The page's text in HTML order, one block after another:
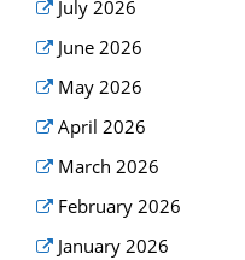
July 2026
June 2026
May 2026
April 2026
March 2026
February 2026
January 2026